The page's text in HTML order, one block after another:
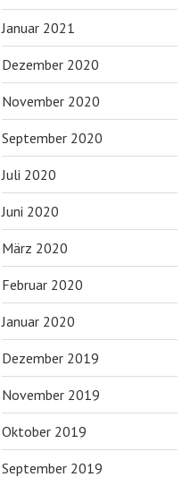
Januar 2021
Dezember 2020
November 2020
September 2020
Juli 2020
Juni 2020
März 2020
Februar 2020
Januar 2020
Dezember 2019
November 2019
Oktober 2019
September 2019